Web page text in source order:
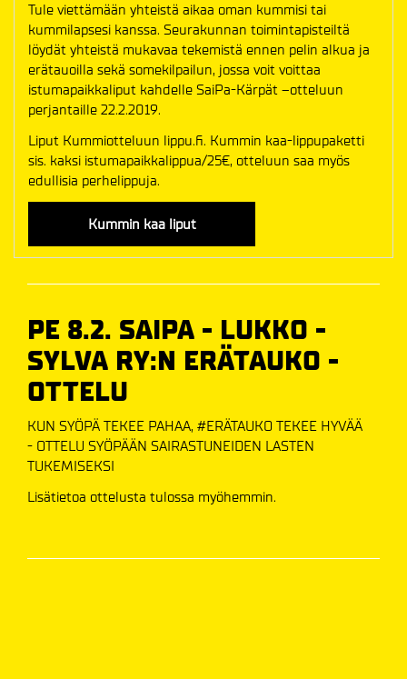
Tule viettämään yhteistä aikaa oman kummisi tai
kummilapsesi kanssa. Seurakunnan toimintapisteiltä
löydät yhteistä mukavaa tekemistä ennen pelin alkua ja
erätauoilla sekä somekilpailun, jossa voit voittaa
istumapaikkaliput kahdelle SaiPa-Kärpät –otteluun
perjantaille 22.2.2019.
Liput Kummiotteluun lippu.fi. Kummin kaa-lippupaketti
sis. kaksi istumapaikkalippua/25€, otteluun saa myös
edullisia perhelippuja.
Kummin kaa liput
PE 8.2. SAIPA - LUKKO -
SYLVA RY:N ERÄTAUKO -
OTTELU
KUN SYÖPÄ TEKEE PAHAA, #ERÄTAUKO TEKEE HYVÄÄ
- OTTELU SYÖPÄÄN SAIRASTUNEIDEN LASTEN
TUKEMISEKSI
Lisätietoa ottelusta tulossa myöhemmin.